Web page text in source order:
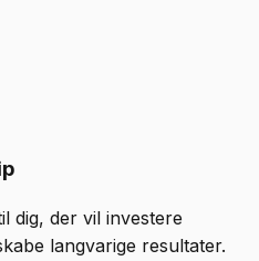
dig, der vil investere
langvarige resultater.